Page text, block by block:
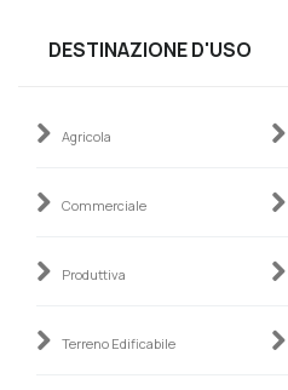
DESTINAZIONE D'USO
Agricola
Commerciale
Produttiva
Terreno Edificabile